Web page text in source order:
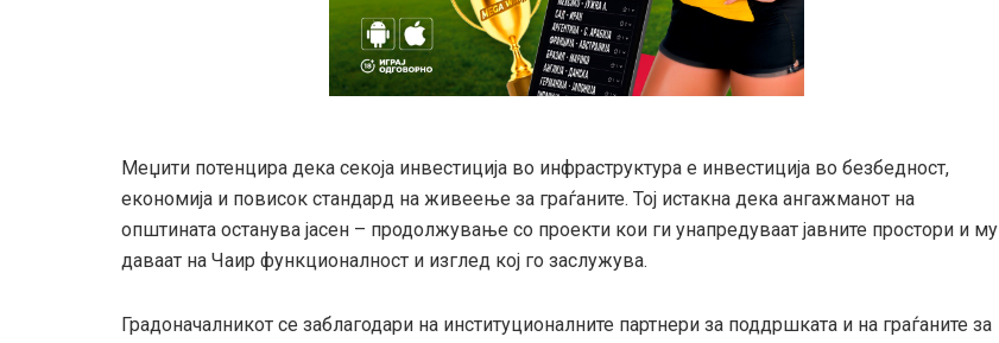
Меџити потенцира дека секоја инвестиција во инфраструктура е инвестиција во безбедност,
економија и повисок стандард на живеење за граѓаните. Тој истакна дека ангажманот на
општината останува јасен – продолжување со проекти кои ги унапредуваат јавните простори и му
даваат на Чаир функционалност и изглед кој го заслужува.
Градоначалникот се заблагодари на институционалните партнери за поддршката и на граѓаните за